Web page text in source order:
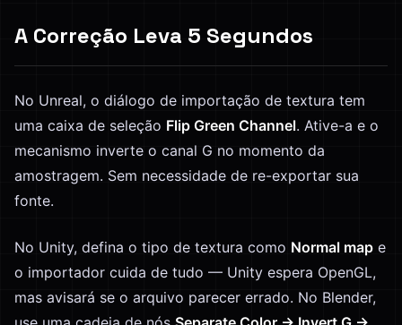
A Correção Leva 5 Segundos
No Unreal, o diálogo de importação de textura tem
uma caixa de seleção Flip Green Channel. Ative-a e o
mecanismo inverte o canal G no momento da
amostragem. Sem necessidade de re-exportar sua
fonte.
No Unity, defina o tipo de textura como Normal map e
o importador cuida de tudo — Unity espera OpenGL,
mas avisará se o arquivo parecer errado. No Blender,